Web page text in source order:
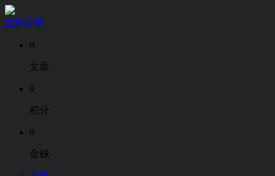
立即登录
0
文章
0
积分
0
金钱